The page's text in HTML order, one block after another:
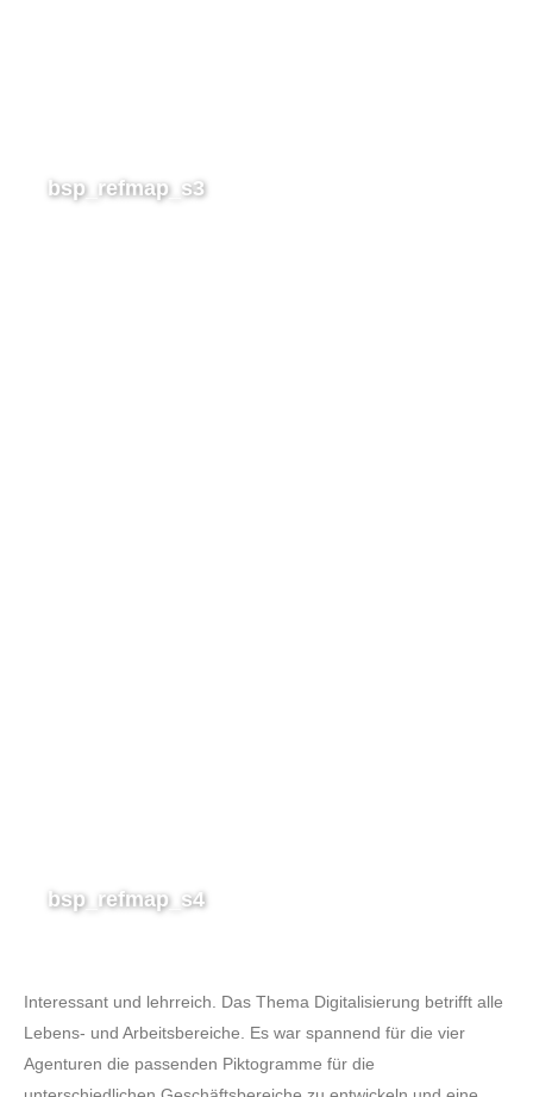
bsp_refmap_s3
bsp_refmap_s4
Interessant und lehrreich. Das Thema Digitalisierung betrifft alle
Lebens- und Arbeitsbereiche. Es war spannend für die vier
Agenturen die passenden Piktogramme für die